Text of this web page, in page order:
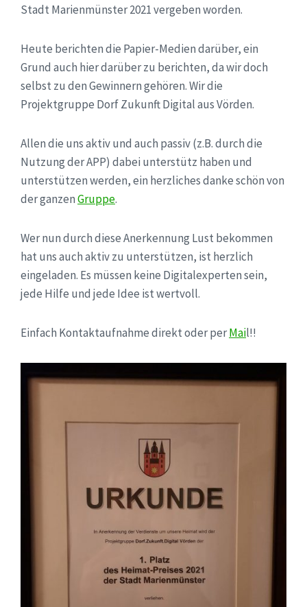
Stadt Marienmünster 2021 vergeben worden.
Heute berichten die Papier-Medien darüber, ein
Grund auch hier darüber zu berichten, da wir doch
selbst zu den Gewinnern gehören. Wir die
Projektgruppe Dorf Zukunft Digital aus Vörden.
Allen die uns aktiv und auch passiv (z.B. durch die
Nutzung der APP) dabei unterstütz haben und
unterstützen werden, ein herzliches danke schön von
der ganzenGruppe.
Wer nun durch diese Anerkennung Lust bekommen
hat uns auch aktiv zu unterstützen, ist herzlich
eingeladen. Es müssen keine Digitalexperten sein,
jede Hilfe und jede Idee ist wertvoll.
Einfach Kontaktaufnahme direkt oder perMail!!